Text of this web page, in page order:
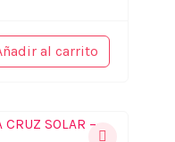
al carrito